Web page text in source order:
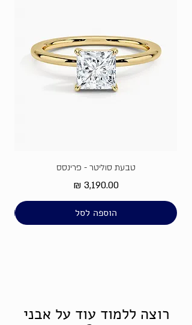
טבעת סוליטר - פרינסס
מחיר
הוספה לסל
רוצה ללמוד עוד על אבני